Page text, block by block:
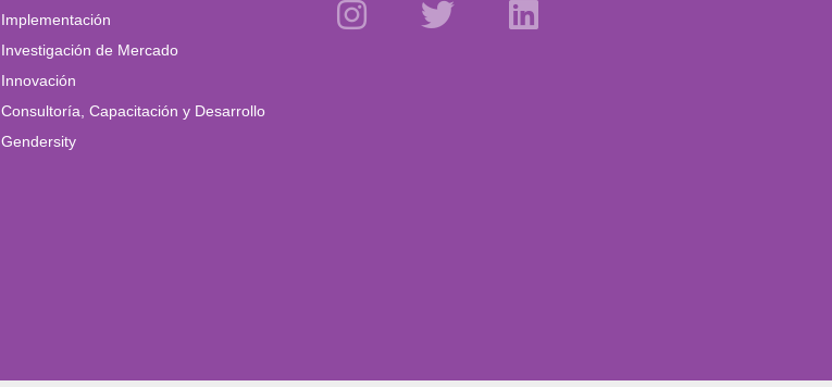
Implementación
Investigación de Mercado
Innovación
Consultoría, Capacitación y Desarrollo
Gendersity